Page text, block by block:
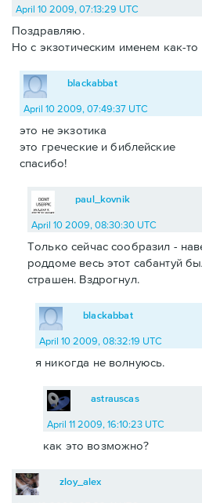
April 10 2009, 07:13:29 UTC
Поздравляю.
Но с экзотическим именем как-
blackabbat
April 10 2009, 07:49:37 UTC
это не экзотика
это греческие и библейские
спасибо!
paul_kovnik
April 10 2009, 08:30:30 UTC
Только сейчас сообразил -
роддоме весь этот сабантуй
страшен. Вздрогнул.
blackabbat
April 10 2009, 08:32:19 UTC
я никогда не волнуюсь.
astrauscas
April 11 2009, 16:10:23 UTC
как это возможно?
zloy_alex